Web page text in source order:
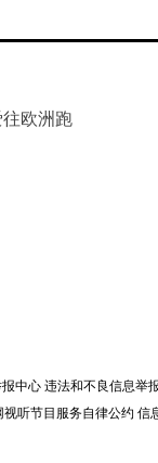
欧洲跑
中心违法和不良信息举
视听节目服务自律公约 信